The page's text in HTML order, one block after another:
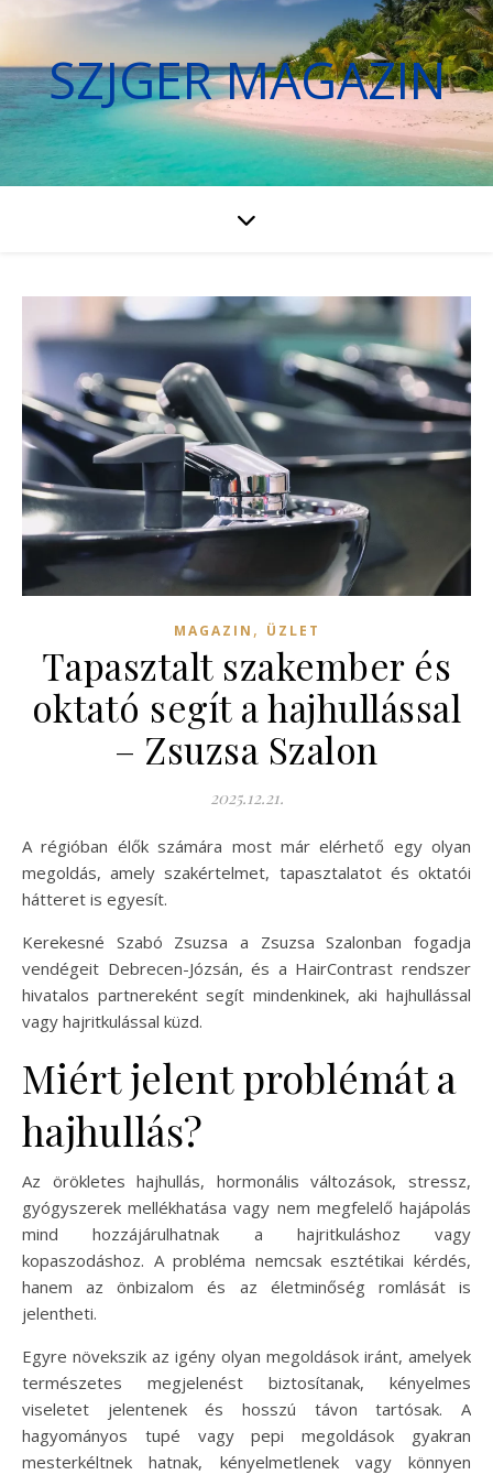
SZJGER MAGAZIN
MAGAZIN , ÜZLET
Tapasztalt szakember és
oktató segít a hajhullással
– Zsuzsa Szalon
2025.12.21.
A régióban élők számára most már elérhető egy olyan
megoldás, amely szakértelmet, tapasztalatot és oktatói
hátteret is egyesít.
Kerekesné Szabó Zsuzsa a Zsuzsa Szalonban fogadja
vendégeit Debrecen-Józsán, és a HairContrast rendszer
hivatalos partnereként segít mindenkinek, aki hajhullással
vagy hajritkulással küzd.
Miért jelent problémát a
hajhullás?
Az örökletes hajhullás, hormonális változások, stressz,
gyógyszerek mellékhatása vagy nem megfelelő hajápolás
mind hozzájárulhatnak a hajritkuláshoz vagy
kopaszodáshoz. A probléma nemcsak esztétikai kérdés,
hanem az önbizalom és az életminőség romlását is
jelentheti.
Egyre növekszik az igény olyan megoldások iránt, amelyek
természetes megjelenést biztosítanak, kényelmes
viseletet jelentenek és hosszú távon tartósak. A
hagyományos tupé vagy pepi megoldások gyakran
mesterkéltnek hatnak, kényelmetlenek vagy könnyen